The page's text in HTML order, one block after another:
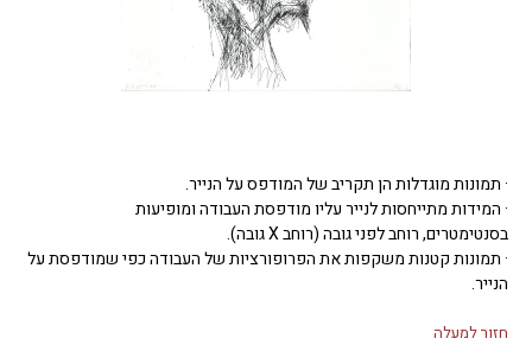
· תמונות מוגדלות הן תקריב של המודפס על הנייר.
· המידות מתייחסות לנייר עליו מודפסת העבודה ומופיעות
בסנטימטרים, רוחב לפני גובה (רוחב X גובה).
· תמונות קטנות משקפות את הפרופורציות של העבודה כפי שמודפסת על
הנייר.
חזור למעלה